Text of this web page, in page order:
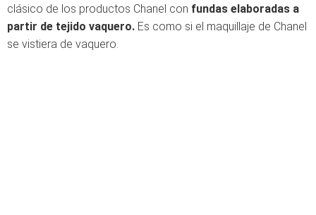
clásico de los productos Chanel con fundas elaboradas a
partir de tejido vaquero. Es como si el maquillaje de Chanel
se vistiera de vaquero.